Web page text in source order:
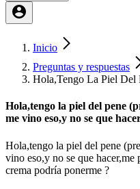
Inicio
Preguntas y respuestas
Hola,Tengo La Piel Del
Hola,tengo la piel del pene
me vino eso,y no se que
Hola,tengo la piel del pene
vino eso,y no se que
crema podría ponerme ?